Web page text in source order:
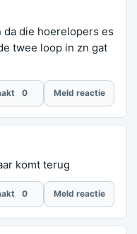
da die hoerelopers es
twee loop in zn gat
0 Meld reactie
komt terug
0 Meld reactie